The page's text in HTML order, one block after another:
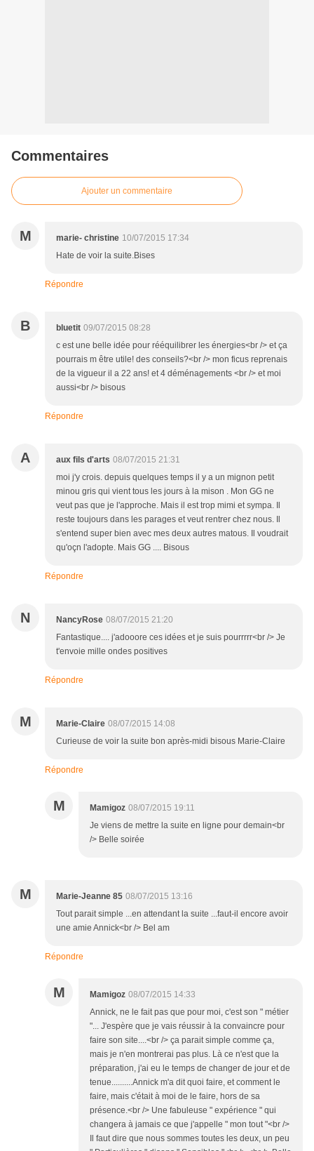
Commentaires
Ajouter un commentaire
M marie- christine 10/07/2015 17:34
Hate de voir la suite.Bises
Répondre
B bluetit 09/07/2015 08:28
c est une belle idée pour rééquilibrer les énergies<br /> et ça
pourrais m être utile! des conseils?<br /> mon ficus reprenais
de la vigueur il a 22 ans! et 4 déménagements <br /> et moi
aussi<br /> bisous
Répondre
A aux fils d'arts 08/07/2015 21:31
moi j'y crois. depuis quelques temps il y a un mignon petit
minou gris qui vient tous les jours à la mison . Mon GG ne
veut pas que je l'approche. Mais il est trop mimi et sympa. Il
reste toujours dans les parages et veut rentrer chez nous. Il
s'entend super bien avec mes deux autres matous. Il voudrait
qu'oçn l'adopte. Mais GG .... Bisous
Répondre
N NancyRose 08/07/2015 21:20
Fantastique.... j'adooore ces idées et je suis pourrrrr<br /> Je
t'envoie mille ondes positives
Répondre
M Marie-Claire 08/07/2015 14:08
Curieuse de voir la suite bon après-midi bisous Marie-Claire
Répondre
M Mamigoz 08/07/2015 19:11
Je viens de mettre la suite en ligne pour demain<br
/> Belle soirée
M Marie-Jeanne 85 08/07/2015 13:16
Tout parait simple ...en attendant la suite ...faut-il encore avoir
une amie Annick<br /> Bel am
Répondre
M Mamigoz 08/07/2015 14:33
Annick, ne le fait pas que pour moi, c'est son " métier
"... J'espère que je vais réussir à la convaincre pour
faire son site....<br /> ça parait simple comme ça,
mais je n'en montrerai pas plus. Là ce n'est que la
préparation, j'ai eu le temps de changer de jour et de
tenue..........Annick m'a dit quoi faire, et comment le
faire, mais c'était à moi de le faire, hors de sa
présence.<br /> Une fabuleuse " expérience " qui
changera à jamais ce que j'appelle " mon tout "<br />
Il faut dire que nous sommes toutes les deux, un peu